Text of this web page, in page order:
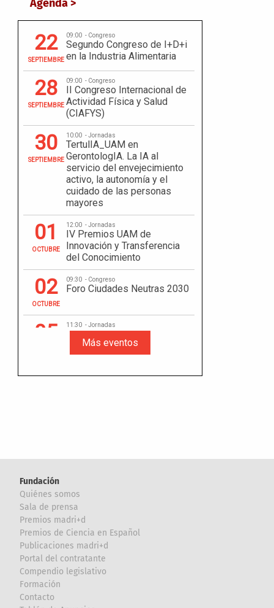
Agenda >
Fundación
Quiénes somos
Sala de prensa
Premios madri+d
Premios de Ciencia en Español
Publicaciones madri+d
Portal del contratante
Compendio legislativo
Formación
Contacto